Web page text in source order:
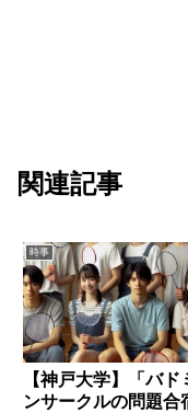
関連記事
時事
【神戸大学】「バド
ンサークルの問題合